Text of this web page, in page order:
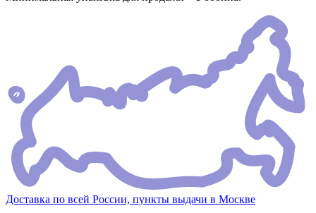
Доставка по всей России, пункты выдачи в Москве